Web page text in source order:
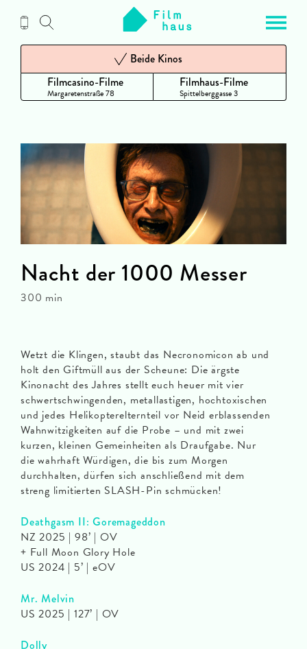
Inhalt
Filmcasino-Filme
Margaretenstraße 78
Beide Kinos
Filmhaus-Filme
Spittelberggasse 3
Wetzt die Klingen, staubt das Necronomicon ab und
holt den Giftmüll aus der Scheune: Die ärgste
Kinonacht des Jahres stellt euch heuer mit vier
schwertschwingenden, metallastigen, hochtoxischen
und jedes Helikopterelternteil vor Neid erblassenden
Wahnwitzigkeiten auf die Probe – und mit zwei
kurzen, kleinen Gemeinheiten als Draufgabe. Nur
die wahrhaft Würdigen, die bis zum Morgen
durchhalten, dürfen sich anschließend mit dem
streng limitierten SLASH-Pin schmücken!
Deathgasm II: Goremageddon
NZ 2025 | 98’ | OV
+ Full Moon Glory Hole
US 2024 | 5’ | eOV
Mr. Melvin
US 2025 | 127’ | OV
Dolly
Nacht der 1000 Messer
300 min